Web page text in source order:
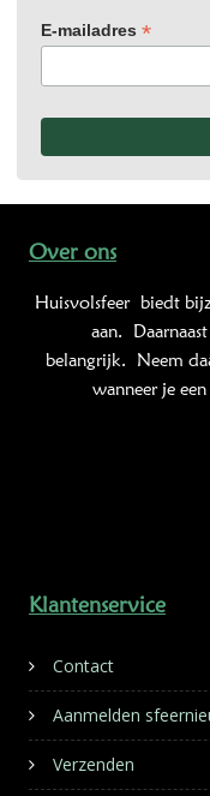
E-mailadres *
Over ons
Huisvolsfeer biedt
aan.
belangrijk. Neem
wanneer je
Klantenservice
Contact
Aanmelden
Verzenden